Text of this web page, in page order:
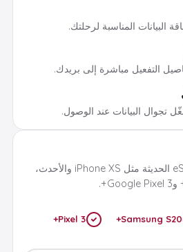
البيانات المناسبة لرحلتك.
التفعيل مباشرة إلى بريدك.
تعمل مع معظم هواتف eSIM الحديثة مثل iPhone XS والأحدث،
Samsung S20+
Pixel 3+